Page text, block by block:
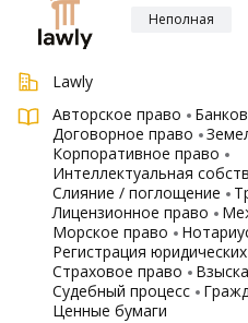
Неполная
Lawly
Авторское право
Договорное право
Корпоративное право
Интеллектуальная
Слияние / поглощение
Лицензионное право
Морское право
Регистрация
Страховое право
Судебный процесс
Ценные бумаги